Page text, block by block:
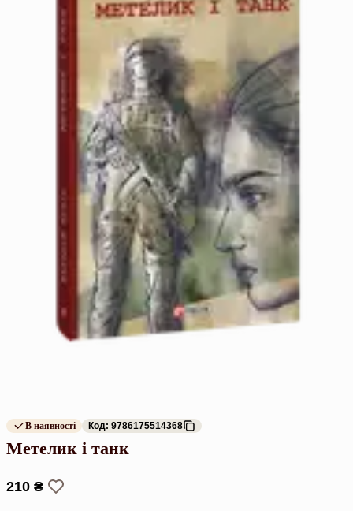
В наявності Код: 9786175514368
Метелик і танк
210 ₴